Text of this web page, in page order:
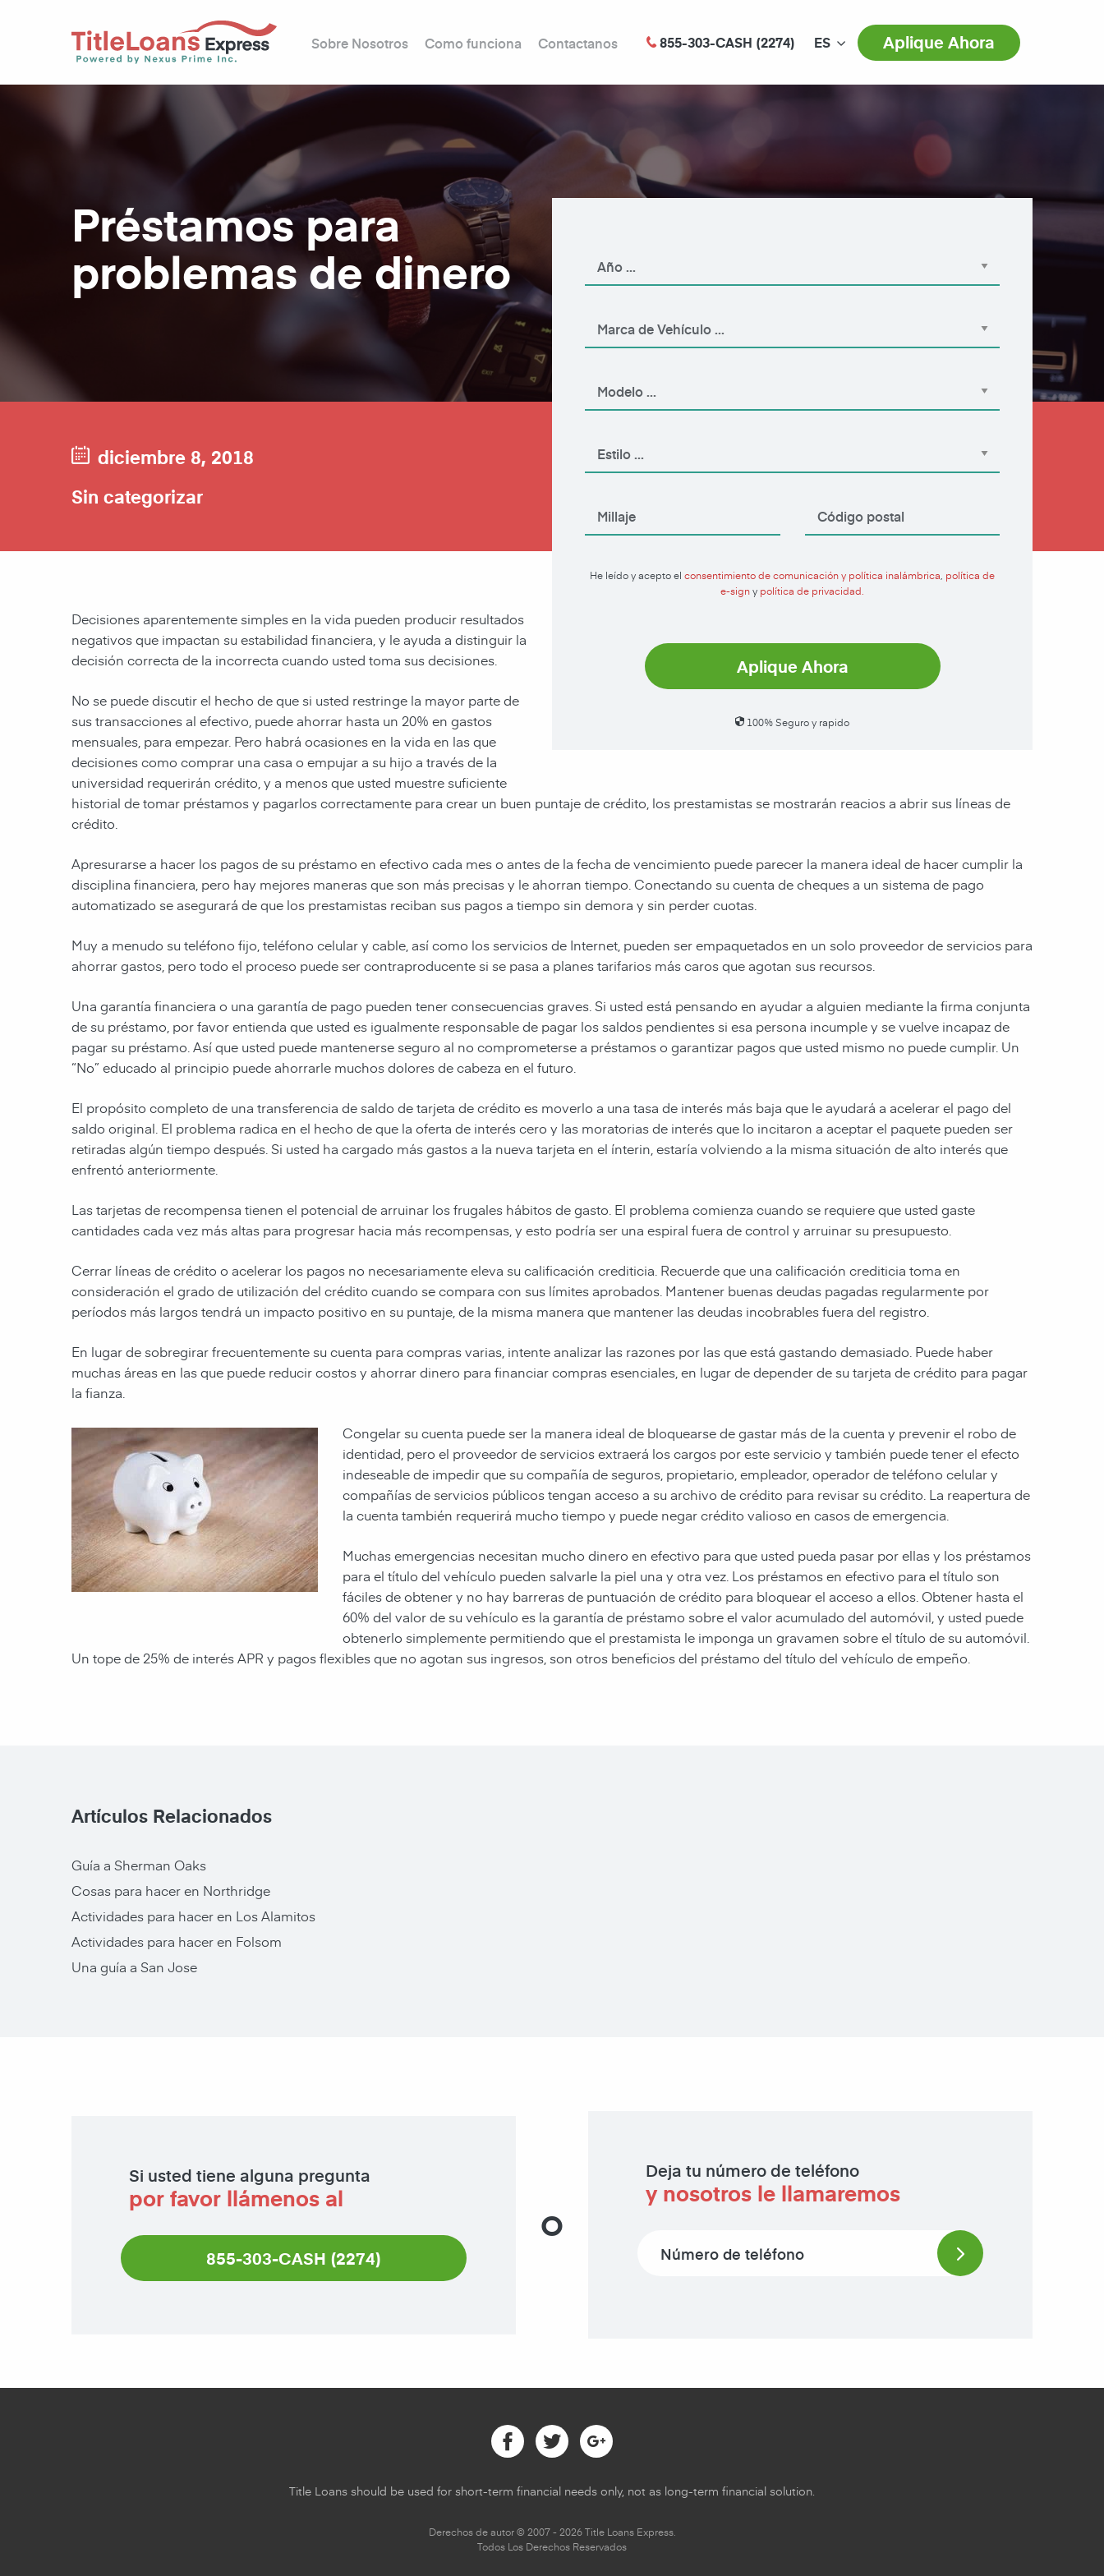
Sobre Nosotros Como funciona Contactanos 855-303-CASH (2274) ES Aplique Ahora
Préstamos para
problemas de dinero
diciembre 8, 2018
Sin categorizar
Aplique Ahora
He leído y acepto el consentimiento de comunicación y política inalámbrica, política de
e-signy política de privacidad.
Aplique Ahora
100% Seguro y rapido
Decisiones aparentemente simples en la vida pueden producir resultados
negativos que impactan su estabilidad financiera, y le ayuda a distinguir la
decisión correcta de la incorrecta cuando usted toma sus decisiones.
No se puede discutir el hecho de que si usted restringe la mayor parte de
sus transacciones al efectivo, puede ahorrar hasta un 20% en gastos
mensuales, para empezar. Pero habrá ocasiones en la vida en las que
decisiones como comprar una casa o empujar a su hijo a través de la
universidad requerirán crédito, y a menos que usted muestre suficiente
historial de tomar préstamos y pagarlos correctamente para crear un buen puntaje de crédito, los prestamistas se mostrarán reacios a abrir sus líneas de
crédito.
Apresurarse a hacer los pagos de su préstamo en efectivo cada mes o antes de la fecha de vencimiento puede parecer la manera ideal de hacer cumplir la
disciplina financiera, pero hay mejores maneras que son más precisas y le ahorran tiempo. Conectando su cuenta de cheques a un sistema de pago
automatizado se asegurará de que los prestamistas reciban sus pagos a tiempo sin demora y sin perder cuotas.
Muy a menudo su teléfono fijo, teléfono celular y cable, así como los servicios de Internet, pueden ser empaquetados en un solo proveedor de servicios para
ahorrar gastos, pero todo el proceso puede ser contraproducente si se pasa a planes tarifarios más caros que agotan sus recursos.
Una garantía financiera o una garantía de pago pueden tener consecuencias graves. Si usted está pensando en ayudar a alguien mediante la firma conjunta
de su préstamo, por favor entienda que usted es igualmente responsable de pagar los saldos pendientes si esa persona incumple y se vuelve incapaz de
pagar su préstamo. Así que usted puede mantenerse seguro al no comprometerse a préstamos o garantizar pagos que usted mismo no puede cumplir. Un
“No” educado al principio puede ahorrarle muchos dolores de cabeza en el futuro.
El propósito completo de una transferencia de saldo de tarjeta de crédito es moverlo a una tasa de interés más baja que le ayudará a acelerar el pago del
saldo original. El problema radica en el hecho de que la oferta de interés cero y las moratorias de interés que lo incitaron a aceptar el paquete pueden ser
retiradas algún tiempo después. Si usted ha cargado más gastos a la nueva tarjeta en el ínterin, estaría volviendo a la misma situación de alto interés que
enfrentó anteriormente.
Las tarjetas de recompensa tienen el potencial de arruinar los frugales hábitos de gasto. El problema comienza cuando se requiere que usted gaste
cantidades cada vez más altas para progresar hacia más recompensas, y esto podría ser una espiral fuera de control y arruinar su presupuesto.
Cerrar líneas de crédito o acelerar los pagos no necesariamente eleva su calificación crediticia. Recuerde que una calificación crediticia toma en
consideración el grado de utilización del crédito cuando se compara con sus límites aprobados. Mantener buenas deudas pagadas regularmente por
períodos más largos tendrá un impacto positivo en su puntaje, de la misma manera que mantener las deudas incobrables fuera del registro.
En lugar de sobregirar frecuentemente su cuenta para compras varias, intente analizar las razones por las que está gastando demasiado. Puede haber
muchas áreas en las que puede reducir costos y ahorrar dinero para financiar compras esenciales, en lugar de depender de su tarjeta de crédito para pagar
la fianza.
Congelar su cuenta puede ser la manera ideal de bloquearse de gastar más de la cuenta y prevenir el robo de
identidad, pero el proveedor de servicios extraerá los cargos por este servicio y también puede tener el efecto
indeseable de impedir que su compañía de seguros, propietario, empleador, operador de teléfono celular y
compañías de servicios públicos tengan acceso a su archivo de crédito para revisar su crédito. La reapertura de
la cuenta también requerirá mucho tiempo y puede negar crédito valioso en casos de emergencia.
Muchas emergencias necesitan mucho dinero en efectivo para que usted pueda pasar por ellas y los préstamos
para el título del vehículo pueden salvarle la piel una y otra vez. Los préstamos en efectivo para el título son
fáciles de obtener y no hay barreras de puntuación de crédito para bloquear el acceso a ellos. Obtener hasta el
60% del valor de su vehículo es la garantía de préstamo sobre el valor acumulado del automóvil, y usted puede
obtenerlo simplemente permitiendo que el prestamista le imponga un gravamen sobre el título de su automóvil.
Un tope de 25% de interés APR y pagos flexibles que no agotan sus ingresos, son otros beneficios del préstamo del título del vehículo de empeño.
Artículos Relacionados
Guía a Sherman Oaks
Cosas para hacer en Northridge
Actividades para hacer en Los Alamitos
Actividades para hacer en Folsom
Una guía a San Jose
Si usted tiene alguna pregunta
por favor llámenos al
855-303-CASH (2274)
O
Deja tu número de teléfono
y nosotros le llamaremos
Facebook
TwitterGoogle
Title Loans should be used for short-term financial needs only, not as long-term financial solution.
Derechos de autor © 2007 - 2026 Title Loans Express.
Todos Los Derechos Reservados